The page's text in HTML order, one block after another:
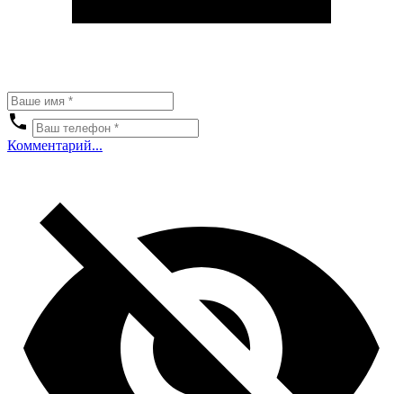
Комментарий...